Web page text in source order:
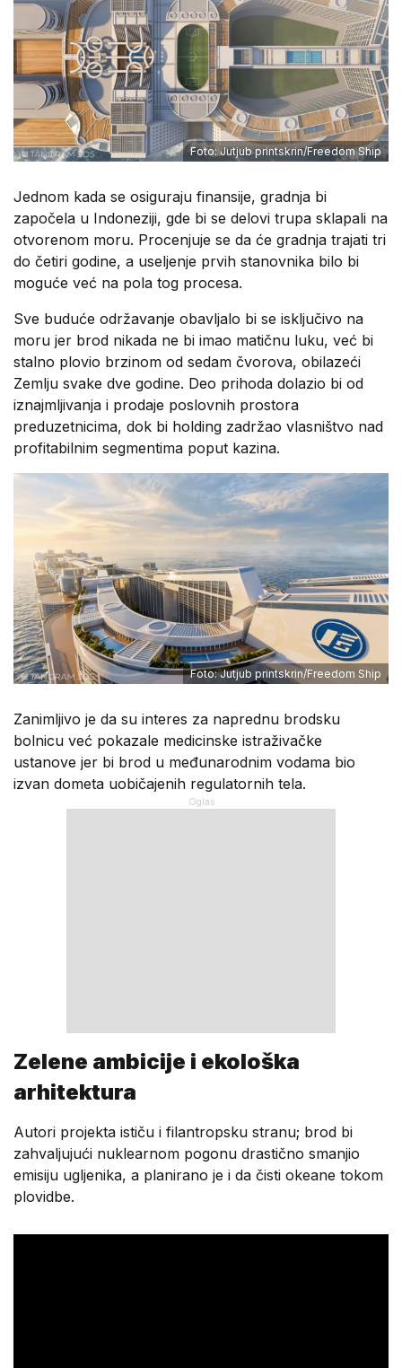
Foto: Jutjub printskrin/Freedom Ship
Jednom kada se osiguraju finansije, gradnja bi
započela u Indoneziji, gde bi se delovi trupa sklapali na
otvorenom moru. Procenjuje se da će gradnja trajati tri
do četiri godine, a useljenje prvih stanovnika bilo bi
moguće već na pola tog procesa.
Sve buduće održavanje obavljalo bi se isključivo na
moru jer brod nikada ne bi imao matičnu luku, već bi
stalno plovio brzinom od sedam čvorova, obilazeći
Zemlju svake dve godine. Deo prihoda dolazio bi od
iznajmljivanja i prodaje poslovnih prostora
preduzetnicima, dok bi holding zadržao vlasništvo nad
profitabilnim segmentima poput kazina.
Foto: Jutjub printskrin/Freedom Ship
Zanimljivo je da su interes za naprednu brodsku
bolnicu već pokazale medicinske istraživačke
ustanove jer bi brod u međunarodnim vodama bio
izvan dometa uobičajenih regulatornih tela.
Zelene ambicije i ekološka
arhitektura
Autori projekta ističu i filantropsku stranu; brod bi
zahvaljujući nuklearnom pogonu drastično smanjio
emisiju ugljenika, a planirano je i da čisti okeane tokom
plovidbe.